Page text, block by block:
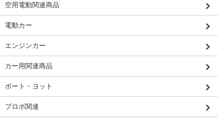
空用電動関連商品
電動カー
エンジンカー
カー用関連商品
ボート・ヨット
プロポ関連